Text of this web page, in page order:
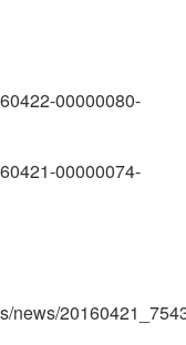
00000080-
00000074-
news/